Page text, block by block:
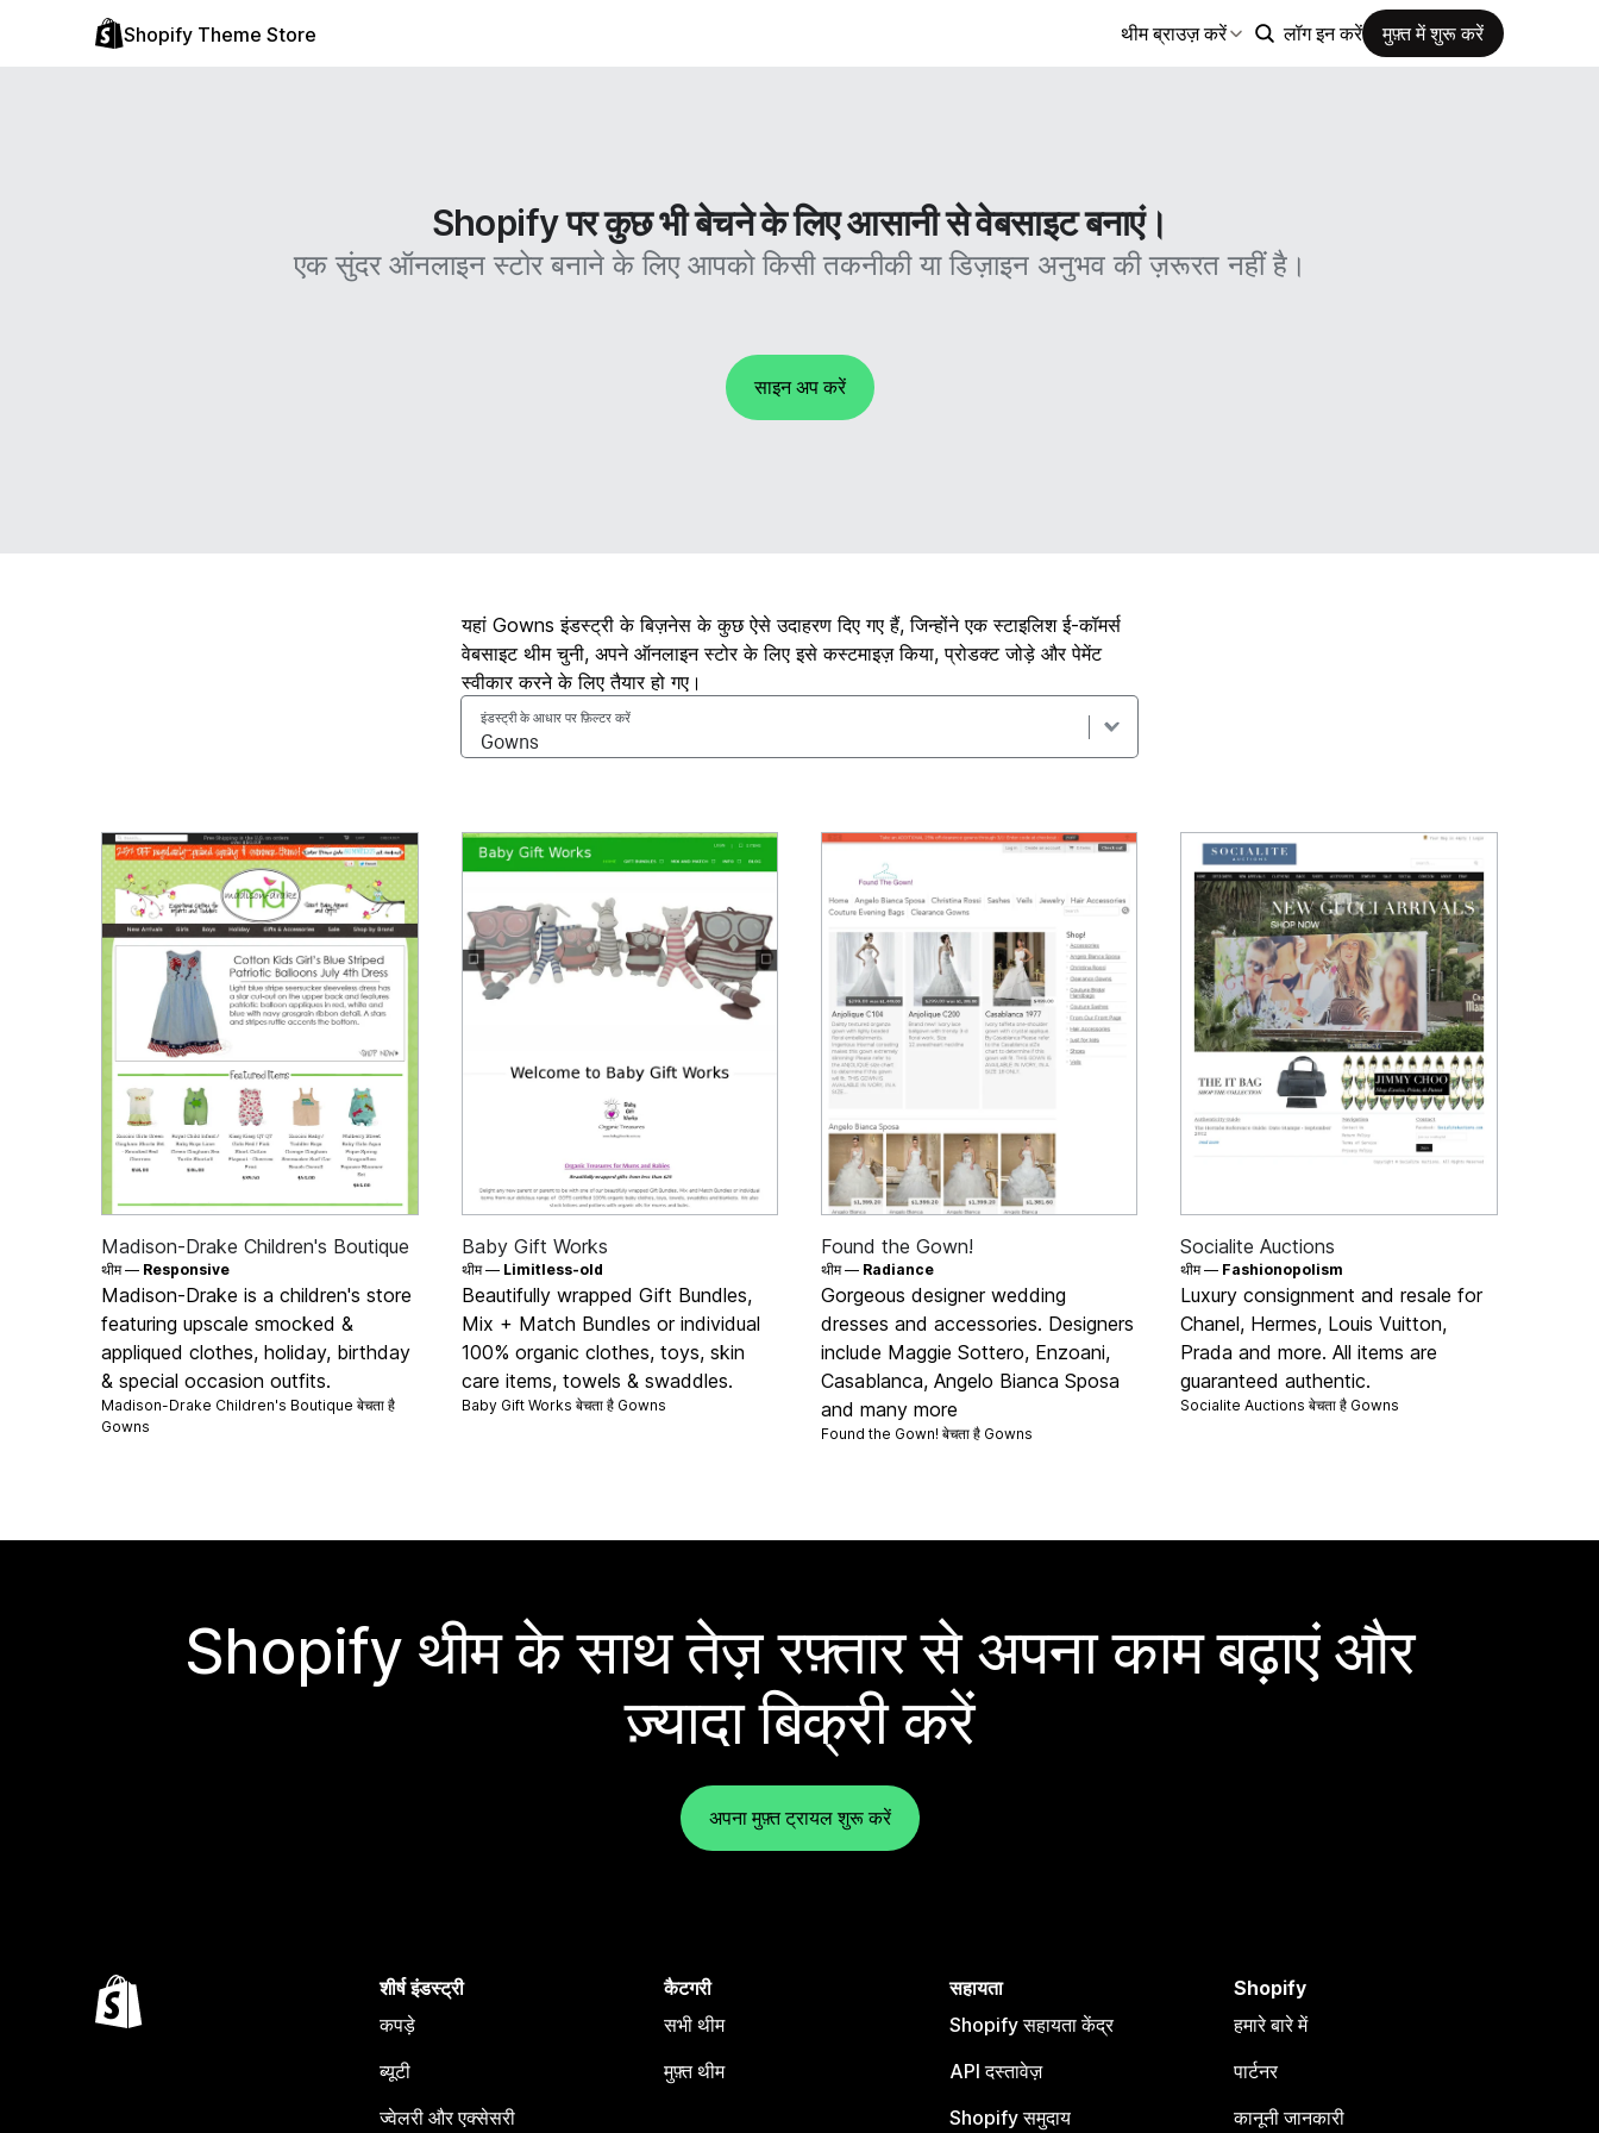
Shopify Theme Store थीम ब्राउज़ करें लॉग इन करें मुफ़्त में शुरू करें
Shopify पर कुछ भी बेचने के लिए आसानी से वेबसाइट बनाएं।
एक सुंदर ऑनलाइन स्टोर बनाने के लिए आपको किसी तकनीकी या डिज़ाइन अनुभव की ज़रूरत नहीं है।
साइन अप करें
यहां Gowns इंडस्ट्री के बिज़नेस के कुछ ऐसे उदाहरण दिए गए हैं, जिन्होंने एक स्टाइलिश ई-कॉमर्स
वेबसाइट थीम चुनी, अपने ऑनलाइन स्टोर के लिए इसे कस्टमाइज़ किया, प्रोडक्ट जोड़े और पेमेंट
स्वीकार करने के लिए तैयार हो गए।
इंडस्ट्री के आधार पर फ़िल्टर करें
Madison-Drake Children's Boutique
थीम — Responsive
Madison-Drake is a children's store
featuring upscale smocked &
appliqued clothes, holiday, birthday
& special occasion outfits.
Madison-Drake Children's Boutique बेचता है
Gowns
Baby Gift Works
थीम — Limitless-old
Beautifully wrapped Gift Bundles,
Mix + Match Bundles or individual
100% organic clothes, toys, skin
care items, towels & swaddles.
Baby Gift Works बेचता है Gowns
Found the Gown!
थीम — Radiance
Gorgeous designer wedding
dresses and accessories. Designers
include Maggie Sottero, Enzoani,
Casablanca, Angelo Bianca Sposa
and many more
Found the Gown! बेचता है Gowns
Socialite Auctions
थीम — Fashionopolism
Luxury consignment and resale for
Chanel, Hermes, Louis Vuitton,
Prada and more. All items are
guaranteed authentic.
Socialite Auctions बेचता है Gowns
Shopify थीम के साथ तेज़ रफ़्तार से अपना काम बढ़ाएं और
ज़्यादा बिक्री करें
अपना मुफ़्त ट्रायल शुरू करें
शीर्ष इंडस्ट्री
कपड़े
ब्यूटी
ज्वेलरी और एक्सेसरी
कैटगरी
सभी थीम
मुफ़्त थीम
सहायता
Shopify सहायता केंद्र
API दस्तावेज़
Shopify समुदाय
Shopify
हमारे बारे में
पार्टनर
कानूनी जानकारी